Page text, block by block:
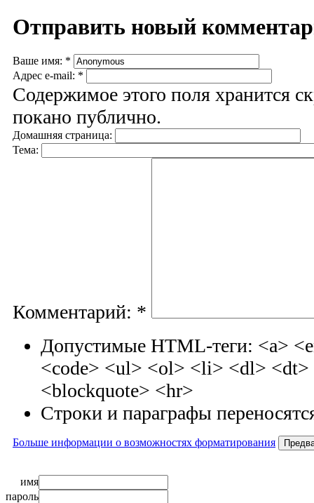
Отправить новый
Ваше имя: *
Адрес e-mail: *
Содержимое этого поля хранится
покано публично.
Домашняя страница:
Тема:
Комментарий: *
Допустимые HTML-теги: <a>
<code> <ul> <ol> <li> <dl> <dt>
<blockquote> <hr>
Строки и параграфы
Больше информации о возможностях форматирования
имя
пароль